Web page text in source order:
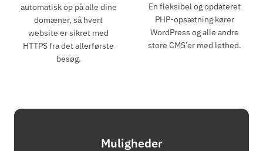
automatisk op på alle dine
domæner, så hvert
website er sikret med
HTTPS fra det allerførste
besøg.
En fleksibel og opdateret
PHP-opsætning kører
WordPress og alle andre
store CMS’er med lethed.
Muligheder